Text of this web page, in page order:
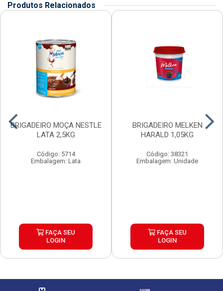
Produtos Relacionados
BRIGADEIRO MOÇA NESTLE
LATA 2,5KG
Código: 5714
Embalagem: Lata
FAÇA SEU
LOGIN
BRIGADEIRO MELKEN
HARALD 1,05KG
Código: 38321
Embalagem: Unidade
FAÇA SEU
LOGIN